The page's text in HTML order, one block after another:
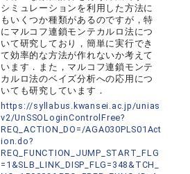
シミュレーションを利用した方法に
もいくつか種類があるのですが，特
にマルコフ連鎖モンテカルロ法につ
いて研究しており，簡単に実行でき
て効率的な方法が作れないか考えて
います．また，マルコフ連鎖モンテ
カルロ法のベイズ分析への応用につ
いても研究しています．
https://syllabus.kwansei.ac.jp/unias
v2/UnSSOLoginControlFree?
REQ_ACTION_DO=/AGA030PLS01Act
ion.do?
REQ_FUNCTION_JUMP_START_FLG
=1&SLB_LINK_DISP_FLG=348&TCH_